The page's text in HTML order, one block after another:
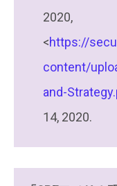
2020,
<https://
content/
and-
14, 2020.